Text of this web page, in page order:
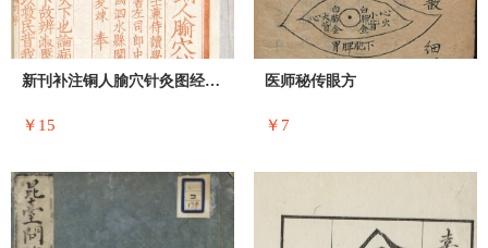
新刊补注铜人腧穴针灸图经.5卷.
￥15
医师秘传眼方
￥7